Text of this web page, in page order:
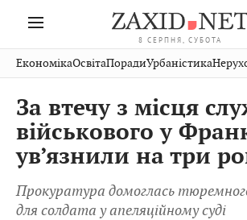
8 СЕРПНЯ, СУБОТА
Івано-
Франківськ
Волинь
Закарпаття
Рівне
Чернівці
Шептицький
Стрий
Хмельницький
Кіно Дім
Фото
ЕкономікаОсвітаПорадиУрбаністика
За втечу з місця
військового у
ув’язнили на три
Прокуратура домоглась
для солдата у апеляційному суді